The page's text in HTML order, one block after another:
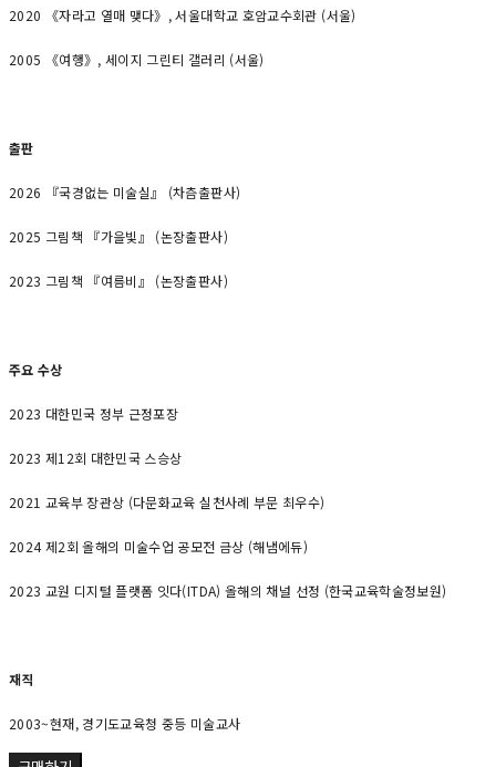
2020 《자라고 열매 맺다》, 서울대학교 호암교수회관 (서울)
2005 《여행》, 세이지 그린티 갤러리 (서울)
출판
2026 『국경없는 미술실』 (차츰출판사)
2025 그림책 『가을빛』 (논장출판사)
2023 그림책 『여름비』 (논장출판사)
주요 수상
2023 대한민국 정부 근정포장
2023 제12회 대한민국 스승상
2021 교육부 장관상 (다문화교육 실천사례 부문 최우수)
2024 제2회 올해의 미술수업 공모전 금상 (해냄에듀)
2023 교원 디지털 플랫폼 잇다(ITDA) 올해의 채널 선정 (한국교육학술정보원)
재직
2003~현재, 경기도교육청 중등 미술교사